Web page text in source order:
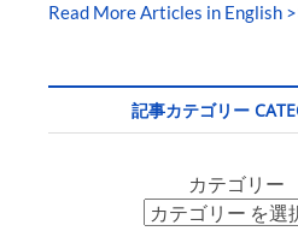
Read More Articles in English
記事カテゴリー
カテゴリー